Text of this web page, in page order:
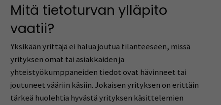
Mitä tietoturvan ylläpito
vaatii?
Yksikään yrittäjä ei halua joutua tilanteeseen, missä
yrityksen omat tai asiakkaiden ja
yhteistyökumppaneiden tiedot ovat hävinneet tai
joutuneet vääriin käsiin. Jokaisen yrityksen on erittäin
tärkeä huolehtia hyvästä yrityksen käsittelemien